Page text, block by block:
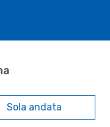
Sola andata